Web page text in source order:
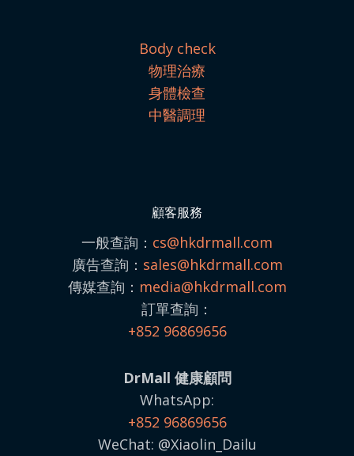
Body check
物理治療
身體檢查
中醫調理
顧客服務
一般查詢： cs@hkdrmall.com
廣告查詢： sales@hkdrmall.com
傳媒查詢： media@hkdrmall.com
訂單查詢：
+852 96869656
DrMall 健康顧問
WhatsApp:
+852 96869656
WeChat: @Xiaolin_Dailu